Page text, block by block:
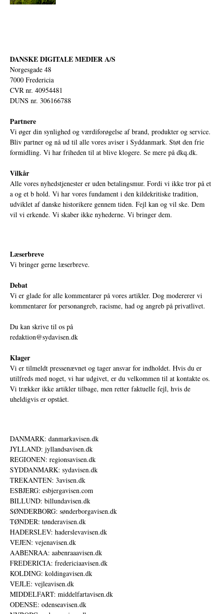
DANSKE DIGITALE MEDIER A/S
Norgesgade 48
7000 Fredericia
CVR nr. 40954481
DUNS nr. 306166788
Partnere
Vi øger din synlighed og værdiforøgelse af brand, produkter og service.
Bliv partner og nå ud til alle vores aviser i Syddanmark. Støt den frie
formidling. Vi har friheden til at blive klogere. Se mere på dkq.dk.
Vilkår
Alle vores nyhedstjenester er uden betalingsmur. Fordi vi ikke tror på et
a og et b hold. Vi har vores fundament i den kildekritiske tradition,
udviklet af danske historikere gennem tiden. Fejl kan og vil ske. Dem
vil vi erkende. Vi skaber ikke nyhederne. Vi bringer dem.
Læserbreve
Vi bringer gerne læserbreve.
Debat
Vi er glade for alle kommentarer på vores artikler. Dog modererer vi
kommentarer for personangreb, racisme, had og angreb på privatlivet.
Du kan skrive til os på
redaktion@sydavisen.dk
Klager
Vi er tilmeldt pressenævnet og tager ansvar for indholdet. Hvis du er
utilfreds med noget, vi har udgivet, er du velkommen til at kontakte os.
Vi trækker ikke artikler tilbage, men retter faktuelle fejl, hvis de
uheldigvis er opstået.
DANMARK: danmarkavisen.dk
JYLLAND: jyllandsavisen.dk
REGIONEN: regionsavisen.dk
SYDDANMARK: sydavisen.dk
TREKANTEN: 3avisen.dk
ESBJERG: esbjergavisen.com
BILLUND: billundavisen.dk
SØNDERBORG: sønderborgavisen.dk
TØNDER: tønderavisen.dk
HADERSLEV: haderslevavisen.dk
VEJEN: vejenavisen.dk
AABENRAA: aabenraaavisen.dk
FREDERICIA: fredericiaavisen.dk
KOLDING: koldingavisen.dk
VEJLE: vejleavisen.dk
MIDDELFART: middelfartavisen.dk
ODENSE: odenseavisen.dk